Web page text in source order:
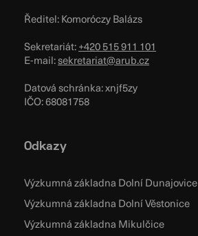
Ředitel: Komoróczy Balázs
Sekretariát:+420 515 911 101
E-mail:sekretariat@arub.cz
Datová schránka: xnjf5zy
IČO: 68081758
Odkazy
Výzkumná základna Dolní Dunajovice
Výzkumná základna Dolní Věstonice
Výzkumná základna Mikulčice